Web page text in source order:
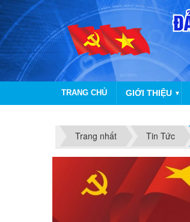
TRANG CHỦ GIỚI THIỆU ▼
Trang nhất
Tin Tức